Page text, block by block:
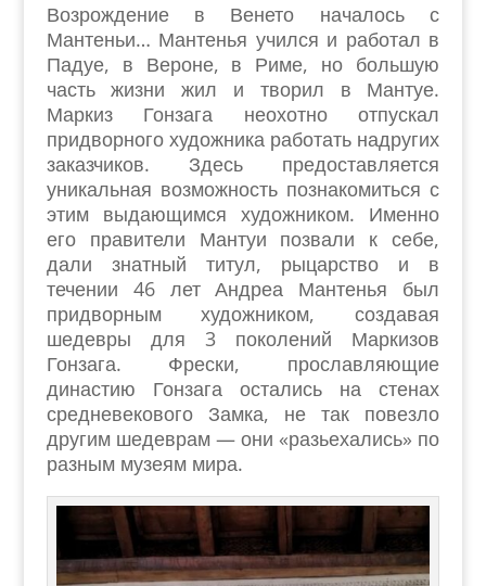
Возрождение в Венето началось с
Мантеньи… Мантенья учился и работал в
Падуе, в Вероне, в Риме, но большую
часть жизни жил и творил в Мантуе.
Маркиз Гонзага неохотно отпускал
придворного художника работать надругих
заказчиков. Здесь предоставляется
уникальная возможность познакомиться с
этим выдающимся художником. Именно
его правители Мантуи позвали к себе,
дали знатный титул, рыцарство и в
течении 46 лет Андреа Мантенья был
придворным художником, создавая
шедевры для 3 поколений Маркизов
Гонзага. Фрески, прославляющие
династию Гонзага остались на стенах
средневекового Замка, не так повезло
другим шедеврам — они «разьехались» по
разным музеям мира.